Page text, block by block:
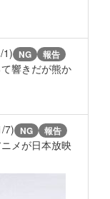
1) NG 報告
響きだが熊か
7) NG 報告
メが日本放映